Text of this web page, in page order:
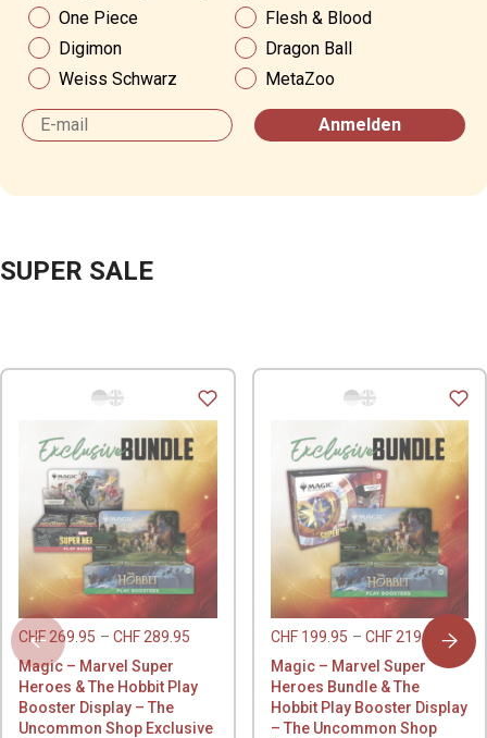
One Piece
Flesh & Blood
Digimon
Dragon Ball
Weiss Schwarz
MetaZoo
Email
Anmelden
SUPER SALE
CHF 269.95 – CHF 289.95
Magic – Marvel Super
Heroes & The Hobbit Play
Booster Display – The
Uncommon Shop Exclusive
CHF199.95 – CHF219.95
Magic – Marvel Super
Heroes Bundle & The
Hobbit Play Booster Display
– The Uncommon Shop